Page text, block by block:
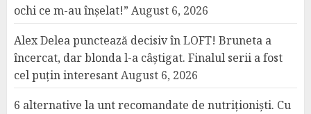
ochi ce m-au înșelat!” August 6, 2026
Alex Delea punctează decisiv în LOFT! Bruneta a
încercat, dar blonda l-a câștigat. Finalul serii a fost
cel puțin interesantAugust 6, 2026
6 alternative la unt recomandate de nutriționiști. Cu